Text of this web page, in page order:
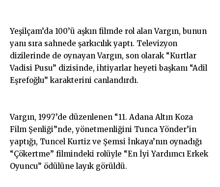
Yeşilçam’da 100’ü aşkın filmde rol alan Vargın, bunun
yanı sıra sahnede şarkıcılık yaptı. Televizyon
dizilerinde de oynayan Vargın, son olarak “Kurtlar
Vadisi Pusu” dizisinde, ihtiyarlar heyeti başkanı “Adil
Eşrefoğlu” karakterini canlandırdı.
Vargın, 1997’de düzenlenen “11. Adana Altın Koza
Film Şenliği”nde, yönetmenliğini Tunca Yönder’in
yaptığı, Tuncel Kurtiz ve Şemsi İnkaya’nın oynadığı
“Çökertme” filmindeki rolüyle “En İyi Yardımcı Erkek
Oyuncu” ödülüne layık görüldü.